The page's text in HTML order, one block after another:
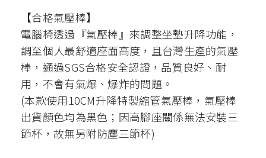
【合格氣壓棒】
電腦椅透過『氣壓棒』來調整坐墊升降功能，
調至個人最舒適座面高度，且台灣生產的氣壓
棒，通過SGS合格安全認證，品質良好、耐
用，不會有氣爆、爆炸的問題。
(本款使用10CM升降特製縮管氣壓棒，氣壓棒
出貨顏色均為黑色；因高腳座關係無法安裝三
節杯，故無另附防塵三節杯)